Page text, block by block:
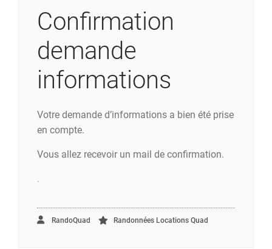
Confirmation
demande
informations
Votre demande d’informations a bien été prise
en compte.
Vous allez recevoir un mail de confirmation.
.
RandoQuad Randonnées Locations Quad